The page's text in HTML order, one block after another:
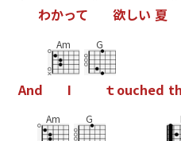
わかって 欲しい 夏
And
Am
I
G
ｔ ouched th
Am G